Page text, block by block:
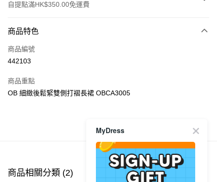
自提點滿HK$350.00免運費
信用卡
Apple Pay
PayMe
每筆HK$40.00，滿HK$350.00或以上免運費
付款後順豐站及營業點
商品特色
商品編號
442103
商品重點
OB 細緻後鬆緊雙側打褶長裙 OBCA3005
商品推薦
商品相關分類 (2)
MyDress